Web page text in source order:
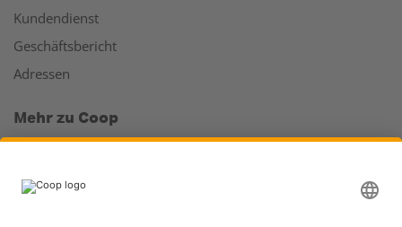
Kundendienst
Geschäftsbericht
Adressen
Mehr zu Coop
Läden & Services